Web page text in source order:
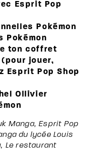
Esprit Pop
Pokémon
Pokémon
ton coffret
jouer,
Esprit Pop Shop
Ollivier
Manga, Esprit Pop
du lycée Louis
Le restaurant